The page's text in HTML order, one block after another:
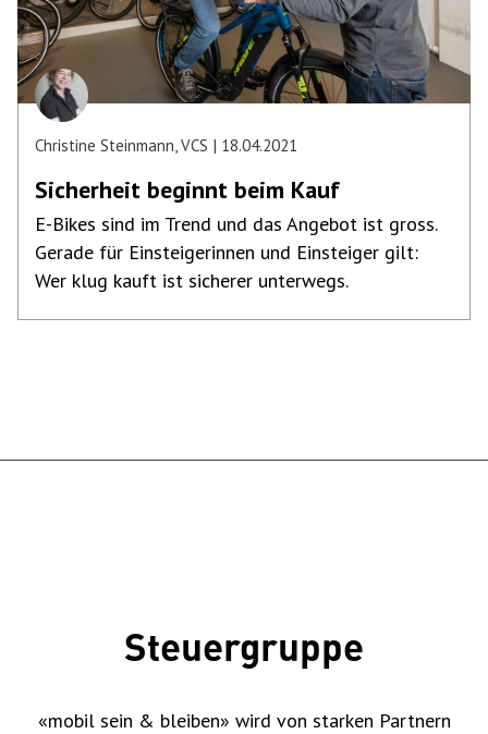
Christine Steinmann, VCS 18.04.2021
Sicherheit beginnt beim Kauf
E-Bikes sind im Trend und das Angebot ist gross.
Gerade für Einsteigerinnen und Einsteiger gilt:
Wer klug kauft ist sicherer unterwegs.
Steuergruppe
«mobil sein & bleiben» wird von starken Partnern